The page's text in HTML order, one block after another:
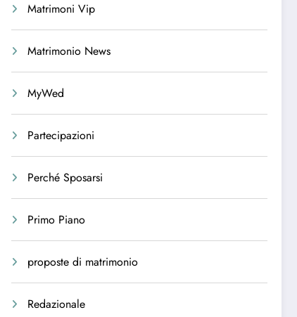
Matrimoni Vip
Matrimonio News
MyWed
Partecipazioni
Perché Sposarsi
Primo Piano
proposte di matrimonio
Redazionale